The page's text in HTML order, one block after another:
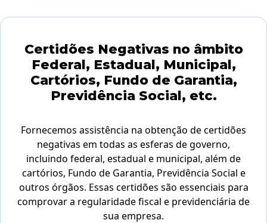
Certidões Negativas no âmbito
Federal, Estadual, Municipal,
Cartórios, Fundo de Garantia,
Previdência Social, etc.
Fornecemos assistência na obtenção de certidões
negativas em todas as esferas de governo,
incluindo federal, estadual e municipal, além de
cartórios, Fundo de Garantia, Previdência Social e
outros órgãos. Essas certidões são essenciais para
comprovar a regularidade fiscal e previdenciária de
sua empresa.